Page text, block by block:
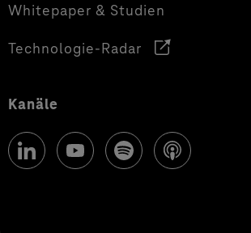
Whitepaper & Studien
Technologie-Radar
Kanäle